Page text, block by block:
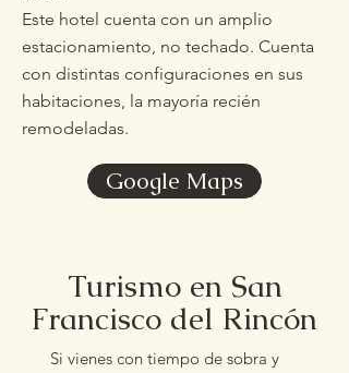
Este hotel cuenta con un amplio
estacionamiento, no techado. Cuenta
con distintas configuraciones en sus
habitaciones, la mayoría recién
remodeladas.
Google Maps
Turismo en San
Francisco del Rincón
Si vienes con tiempo de sobra y